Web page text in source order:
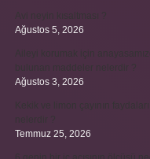
Ağustos 5, 2026
Ağustos 3, 2026
Temmuz 25, 2026